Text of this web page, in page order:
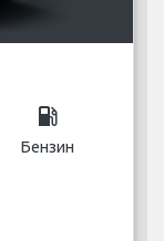
local_gas_station
Бензин